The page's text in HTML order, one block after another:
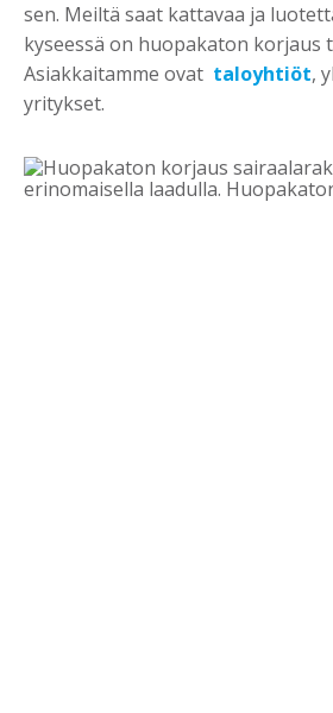
sen. Meiltä saat kattavaa ja
kyseessä on huopakaton korjaus
Asiakkaitamme ovat taloyhtiöt,
yritykset.